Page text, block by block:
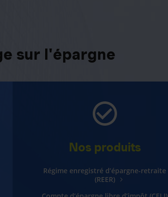
sur l'épargne
Nos produits
Régime enregistré d’épargne-retraite
(REER)